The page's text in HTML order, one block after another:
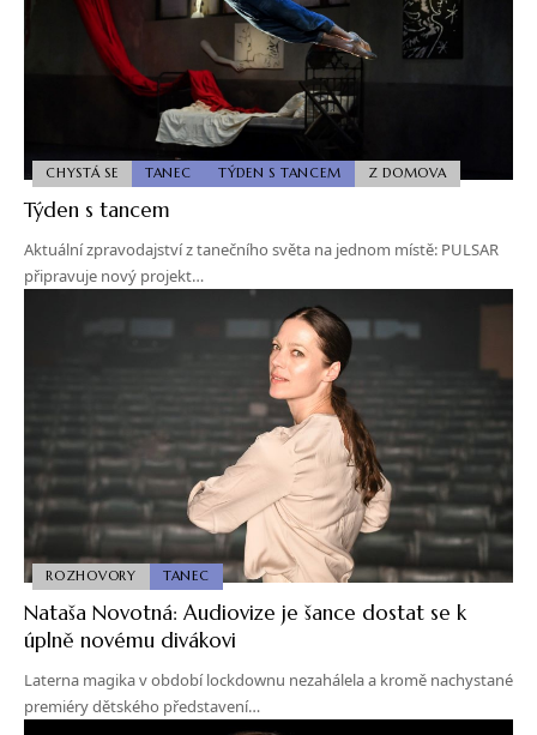
CHYSTÁ SE TANEC TÝDEN S TANCEM Z DOMOVA
Týden s tancem
Aktuální zpravodajství z tanečního světa na jednom místě: PULSAR
připravuje nový projekt…
ROZHOVORY TANEC
Nataša Novotná: Audiovize je šance dostat se k
úplně novému divákovi
Laterna magika v období lockdownu nezahálela a kromě nachystané
premiéry dětského představení…